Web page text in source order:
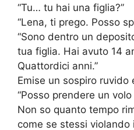
“Tu… tu hai una figlia?”
“Lena, ti prego. Posso
“Sono dentro un
tua figlia. Hai avuto 14
Quattordici anni.”
Emise un sospiro ruvido
“Posso prendere un volo
Non so quanto tempo
come se stessi violando